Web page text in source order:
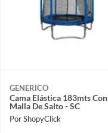
GENERICO
Cama Elástica 183mts Con
Malla De Salto - SC
Por ShopyClick